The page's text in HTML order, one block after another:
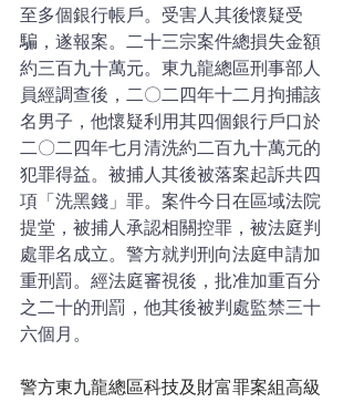
至多個銀行帳戶。受害人其後懷疑受
騙，遂報案。二十三宗案件總損失金額
約三百九十萬元。東九龍總區刑事部人
員經調查後，二〇二四年十二月拘捕該
名男子，他懷疑利用其四個銀行戶口於
二〇二四年七月清洗約二百九十萬元的
犯罪得益。被捕人其後被落案起訴共四
項「洗黑錢」罪。案件今日在區域法院
提堂，被捕人承認相關控罪，被法庭判
處罪名成立。警方就判刑向法庭申請加
重刑罰。經法庭審視後，批准加重百分
之二十的刑罰，他其後被判處監禁三十
六個月。
警方東九龍總區科技及財富罪案組高級